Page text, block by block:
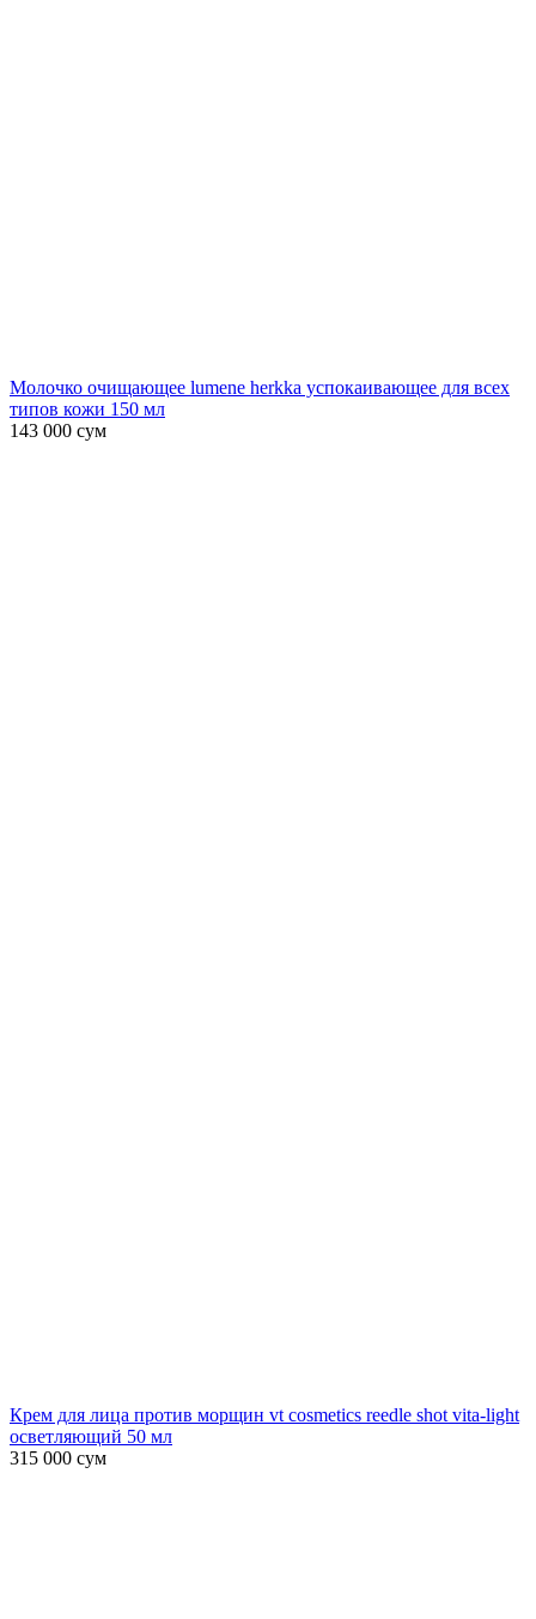
Молочко очищающее lumene herkka успокаивающее для всех
типов кожи 150 мл
143 000 сум
Крем для лица против морщин vt cosmetics reedle shot vita-light
осветляющий 50 мл
315 000 сум